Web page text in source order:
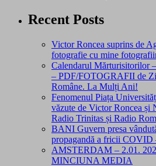
Recent Posts
Victor Roncea suprins de
fotografie cu mine
Calendarul Mărturisitorilor
– PDF/FOTOGRAFII de
Române. La Mulți Ani!
Fenomenul Piața
văzute de Victor Roncea și
Radio Trinitas și Radio
BANI Guvern presa
propagandă a fricii
AMSTERDAM – 2.01.
MINCIUNA MEDIA